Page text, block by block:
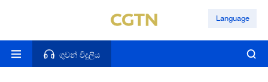
Language
ගුවන් විදුලිය